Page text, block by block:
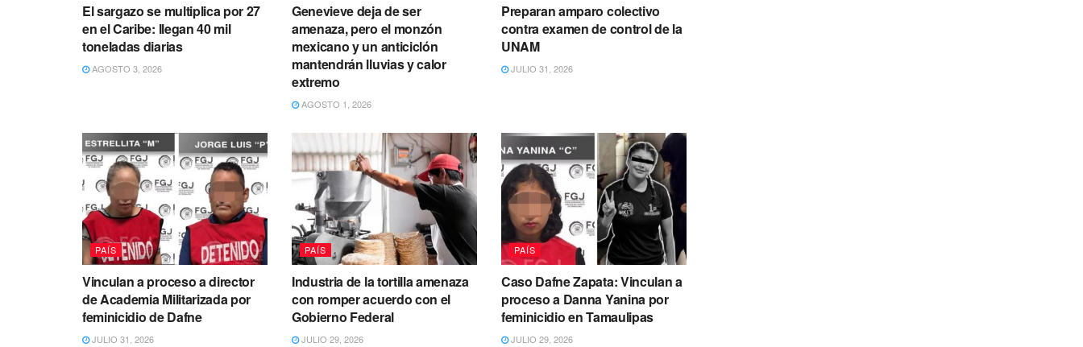
El sargazo se multiplica por 27
en el Caribe: llegan 40 mil
toneladas diarias
AGOSTO 3, 2026
Genevieve deja de ser
amenaza, pero el monzón
mexicano y un anticiclón
mantendrán lluvias y calor
extremo
AGOSTO 1, 2026
Preparan amparo colectivo
contra examen de control de la
UNAM
JULIO 31, 2026
PAÍS
Vinculan a proceso a director
de Academia Militarizada por
feminicidio de Dafne
JULIO 31, 2026
PAÍS
Industria de la tortilla amenaza
con romper acuerdo con el
Gobierno Federal
JULIO 29, 2026
PAÍS
Caso Dafne Zapata: Vinculan a
proceso a Danna Yanina por
feminicidio en Tamaulipas
JULIO 29, 2026